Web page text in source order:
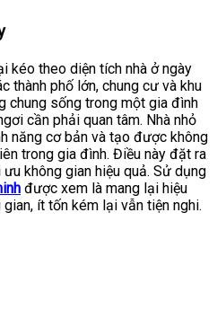
kéo theo diện tích nhà ở ngày
thành phố lớn, chung cư và khu
chung sống trong một gia đình
cần phải quan tâm. Nhà nhỏ
năng cơ bản và tạo được không
trong gia đình. Điều này đặt ra
không gian hiệu quả. Sử dụng
được xem là mang lại hiệu
ít tốn kém lại vẫn tiện nghi.